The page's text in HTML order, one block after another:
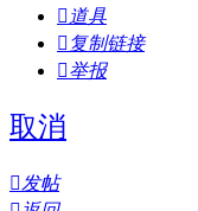
 道具
 复制链接
举报
取消
发帖